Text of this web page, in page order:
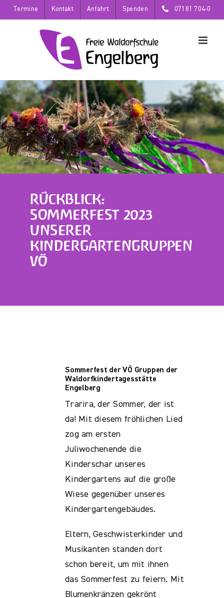
Zum
Inhalt
Termine Kontakt Anfahrt Spenden 07181 704-0
RÜCKBLICK:
SOMMERFEST 2023
UNSERER
KINDERGARTENGRUPPEN
VÖ
Sommerfest der VÖ Gruppen der
Waldorfkindertagesstätte
Engelberg
Trarira, der Sommer, der ist
da! Mit diesem fröhlichen Lied
zog am ersten
Juliwochenende die
Kinderschar unseres
Kindergartens auf die große
Wiese gegenüber unseres
Kindergartengebäudes.
Eltern, Geschwisterkinder und
Musikanten standen dort
schon bereit, um mit ihnen
das Sommerfest zu feiern. Mit
Blumenkränzen gekrönt